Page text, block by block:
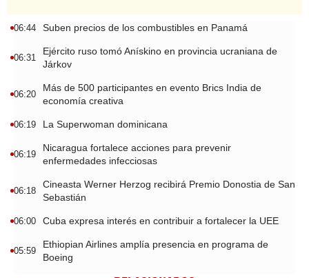
06:44 Suben precios de los combustibles en Panamá
06:31
Ejército ruso tomó Anískino en provincia ucraniana de
Járkov
06:20
Más de 500 participantes en evento Brics India de
economía creativa
06:19 La Superwoman dominicana
06:19
Nicaragua fortalece acciones para prevenir
enfermedades infecciosas
06:18
Cineasta Werner Herzog recibirá Premio Donostia de San
Sebastián
06:00 Cuba expresa interés en contribuir a fortalecer la UEE
05:59
Ethiopian Airlines amplía presencia en programa de
Boeing